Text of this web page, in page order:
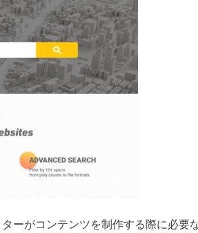
ーがコンテンツを制作する際に必要